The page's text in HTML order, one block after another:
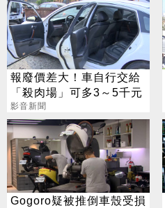
報廢價差大！車自行交給
「殺肉場」可多3～5千元
影音新聞
Gogoro疑被推倒車殼受損